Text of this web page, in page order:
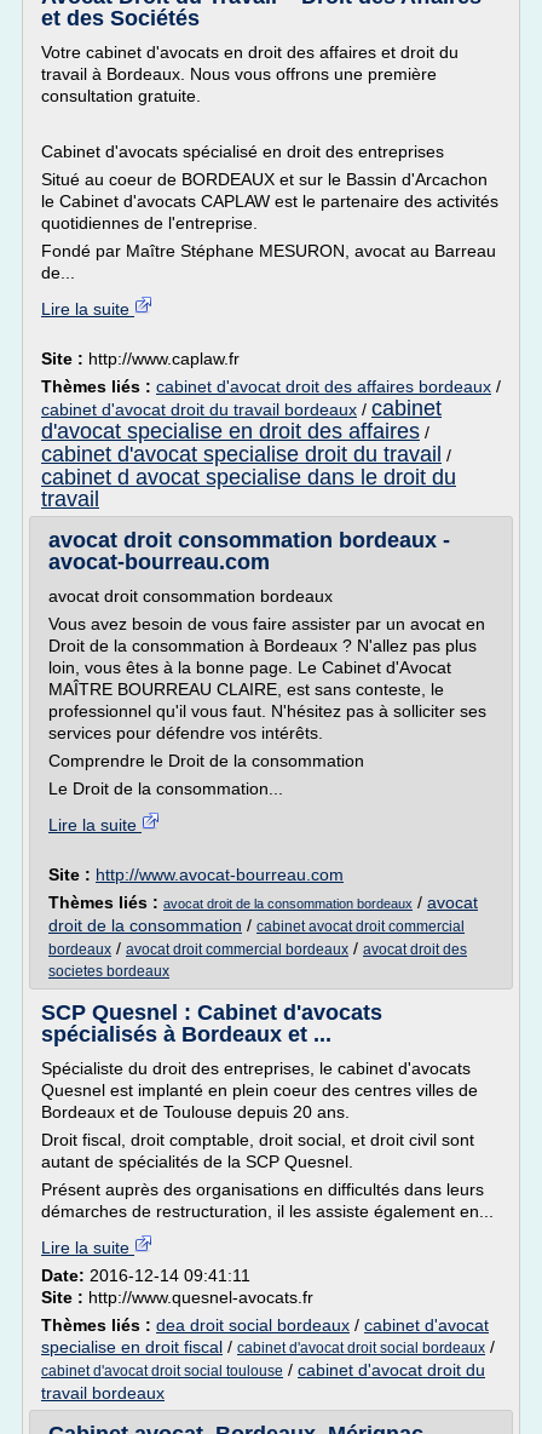
et des Sociétés
Votre cabinet d'avocats en droit des affaires et droit du
travail à Bordeaux. Nous vous offrons une première
consultation gratuite.
Cabinet d'avocats spécialisé en droit des entreprises
Situé au coeur de BORDEAUX et sur le Bassin d'Arcachon
le Cabinet d'avocats CAPLAW est le partenaire des activités
quotidiennes de l'entreprise.
Fondé par Maître Stéphane MESURON, avocat au Barreau
de...
Lire la suite
Site : http://www.caplaw.fr
Thèmes liés : cabinet d'avocat droit des affaires bordeaux /
cabinet d'avocat droit du travail bordeaux / cabinet
d'avocat specialise en droit des affaires /
cabinet d'avocat specialise droit du travail /
cabinet d avocat specialise dans le droit du
travail
avocat droit consommation bordeaux -
avocat-bourreau.com
avocat droit consommation bordeaux
Vous avez besoin de vous faire assister par un avocat en
Droit de la consommation à Bordeaux ? N'allez pas plus
loin, vous êtes à la bonne page. Le Cabinet d'Avocat
MAÎTRE BOURREAU CLAIRE, est sans conteste, le
professionnel qu'il vous faut. N'hésitez pas à solliciter ses
services pour défendre vos intérêts.
Comprendre le Droit de la consommation
Le Droit de la consommation...
Lire la suite
Site : http://www.avocat-bourreau.com
Thèmes liés : avocat droit de la consommation bordeaux / avocat
droit de la consommation / cabinet avocat droit commercial
bordeaux / avocat droit commercial bordeaux / avocat droit des
societes bordeaux
SCP Quesnel : Cabinet d'avocats
spécialisés à Bordeaux et ...
Spécialiste du droit des entreprises, le cabinet d'avocats
Quesnel est implanté en plein coeur des centres villes de
Bordeaux et de Toulouse depuis 20 ans.
Droit fiscal, droit comptable, droit social, et droit civil sont
autant de spécialités de la SCP Quesnel.
Présent auprès des organisations en difficultés dans leurs
démarches de restructuration, il les assiste également en...
Lire la suite
Date: 2016-12-14 09:41:11
Site : http://www.quesnel-avocats.fr
Thèmes liés : dea droit social bordeaux / cabinet d'avocat
specialise en droit fiscal / cabinet d'avocat droit social bordeaux /
cabinet d'avocat droit social toulouse / cabinet d'avocat droit du
travail bordeaux